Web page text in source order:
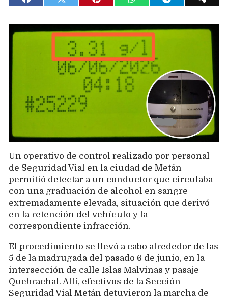
Un operativo de control realizado por personal
de Seguridad Vial en la ciudad de Metán
permitió detectar a un conductor que circulaba
con una graduación de alcohol en sangre
extremadamente elevada, situación que derivó
en la retención del vehículo y la
correspondiente infracción.
El procedimiento se llevó a cabo alrededor de las
5 de la madrugada del pasado 6 de junio, en la
intersección de calle Islas Malvinas y pasaje
Quebrachal. Allí, efectivos de la Sección
Seguridad Vial Metán detuvieron la marcha de